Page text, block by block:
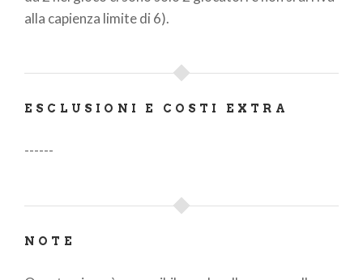
alla capienza limite di 6).
ESCLUSIONI E COSTI EXTRA
------
NOTE